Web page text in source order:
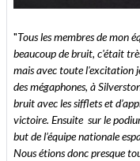
"Tous les membres de mon
beaucoup de bruit, c'était
mais avec toute l'excitation
des mégaphones, à
bruit avec les sifflets et
victoire. Ensuite sur le
but de l’équipe nationale
Nous étions donc presque